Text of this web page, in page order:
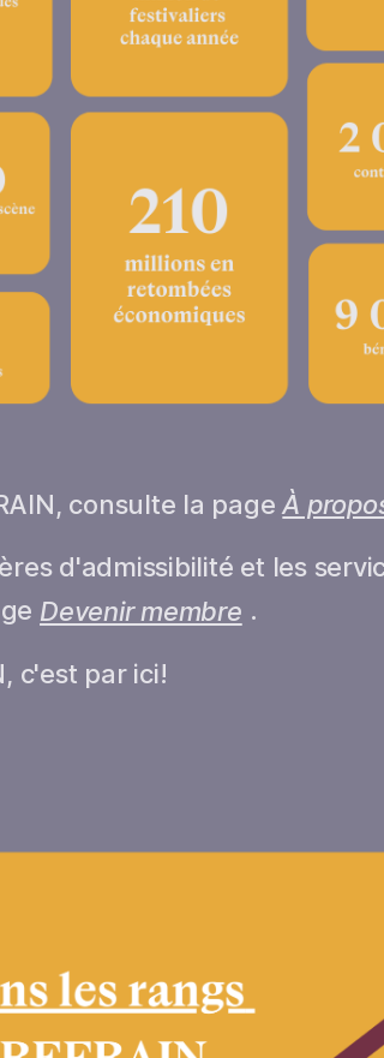
consulte la pageÀ
d'admissibilité et les
Devenir membre .
c'est par ici!